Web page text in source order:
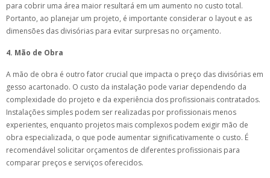
para cobrir uma área maior resultará em um aumento no custo total.
Portanto, ao planejar um projeto, é importante considerar o layout e as
dimensões das divisórias para evitar surpresas no orçamento.
4. Mão de Obra
A mão de obra é outro fator crucial que impacta o preço das divisórias em
gesso acartonado. O custo da instalação pode variar dependendo da
complexidade do projeto e da experiência dos profissionais contratados.
Instalações simples podem ser realizadas por profissionais menos
experientes, enquanto projetos mais complexos podem exigir mão de
obra especializada, o que pode aumentar significativamente o custo. É
recomendável solicitar orçamentos de diferentes profissionais para
comparar preços e serviços oferecidos.